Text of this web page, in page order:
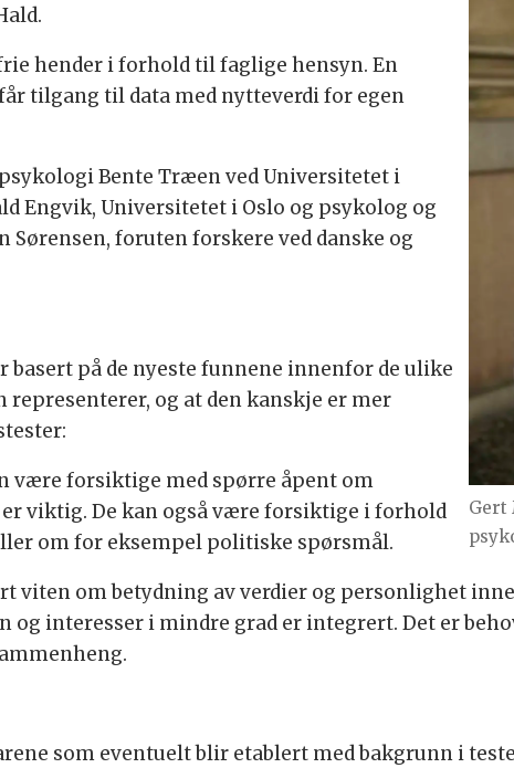
Gert
hender i forhold til faglige hensyn. En
tilgang til data med nytteverdi for egen
Bente Træen ved Universitetet i
Engvik, Universitetet i Oslo og psykolog og
foruten forskere ved danske og
basert på de nyeste funnene innenfor de ulike
og at den kanskje er mer
være forsiktige med spørre åpent om
viktig. De kan også være forsiktige i forhold
om for eksempel politiske spørsmål.
viten om betydning av verdier og personlighet
og interesser i mindre grad er integrert. Det er
som eventuelt blir etablert med bakgrunn i